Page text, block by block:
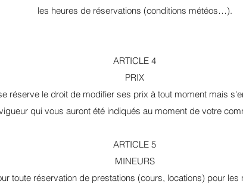
les heures de réservations (conditions météos…).
ARTICLE 4
PRIX
réserve le droit de modifier ses prix à tout moment mais
qui vous auront été indiqués au moment de votre
ARTICLE 5
MINEURS
toute réservation de prestations (cours, locations) pour les